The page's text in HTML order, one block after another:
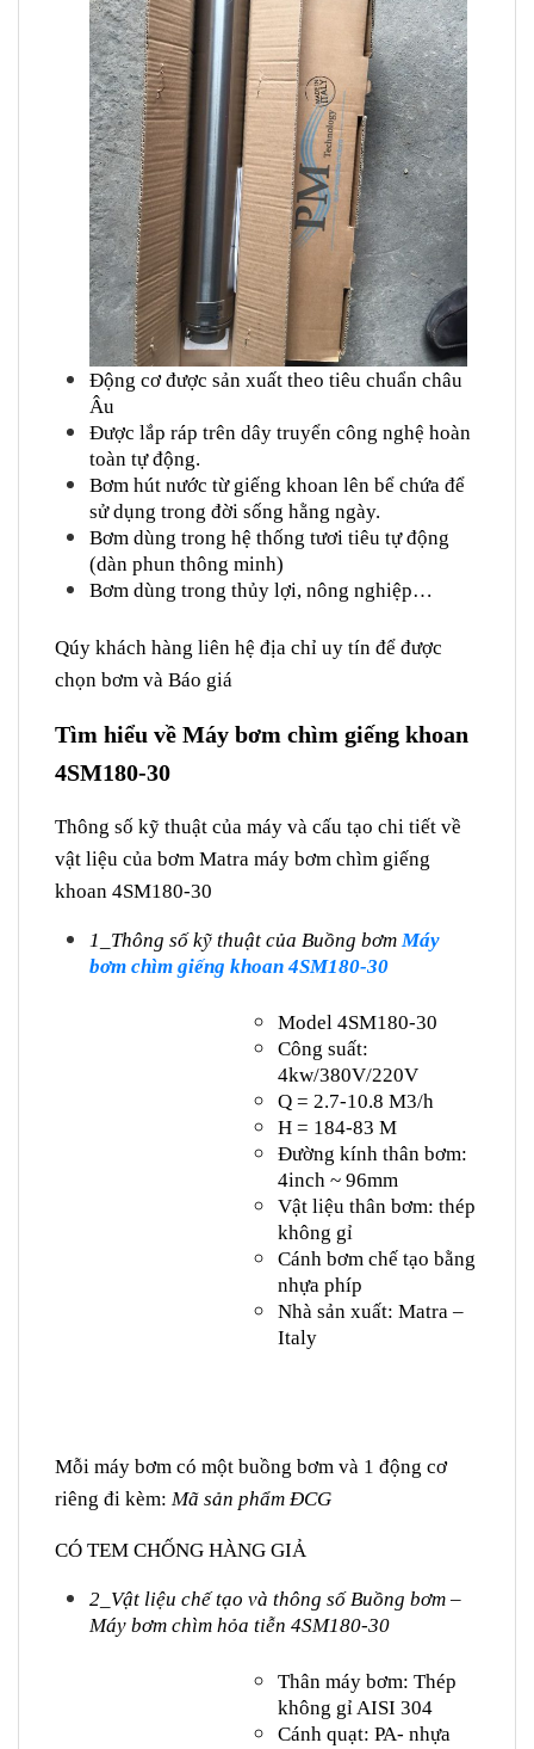
Động cơ được sản xuất theo tiêu chuẩn châu
Âu
Được lắp ráp trên dây truyển công nghệ hoàn
toàn tự động.
Bơm hút nước từ giếng khoan lên bể chứa để
sử dụng trong đời sống hằng ngày.
Bơm dùng trong hệ thống tươi tiêu tự động
(dàn phun thông minh)
Bơm dùng trong thủy lợi, nông nghiệp…
Qúy khách hàng liên hệ địa chỉ uy tín để được
chọn bơm và Báo giá
Tìm hiểu về Máy bơm chìm giếng khoan
4SM180-30
Thông số kỹ thuật của máy và cấu tạo chi tiết về
vật liệu của bơm Matra máy bơm chìm giếng
khoan 4SM180-30
1_Thông số kỹ thuật của Buồng bơmMáy
bơm chìm giếng khoan 4SM180-30
Model 4SM180-30
Công suất:
4kw/380V/220V
Q = 2.7-10.8 M3/h
H = 184-83 M
Đường kính thân bơm:
4inch ~ 96mm
Vật liệu thân bơm: thép
không gỉ
Cánh bơm chế tạo bằng
nhựa phíp
Nhà sản xuất: Matra –
Italy
Mỗi máy bơm có một buồng bơm và 1 động cơ
riêng đi kèm: Mã sản phẩm ĐCG
CÓ TEM CHỐNG HÀNG GIẢ
2_Vật liệu chế tạo và thông sốBuồng bơm –
Máy bơm chìm hỏa tiễn 4SM180-30
Thân máy bơm: Thép
không gỉ AISI 304
Cánh quạt: PA- nhựa